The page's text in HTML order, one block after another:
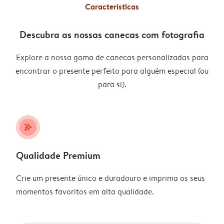
Características
Descubra as nossas canecas com fotografia
Explore a nossa gama de canecas personalizadas para
encontrar o presente perfeito para alguém especial (ou
para si).
stars_plus
Qualidade Premium
Crie um presente único e duradouro e imprima os seus
momentos favoritos em alta qualidade.